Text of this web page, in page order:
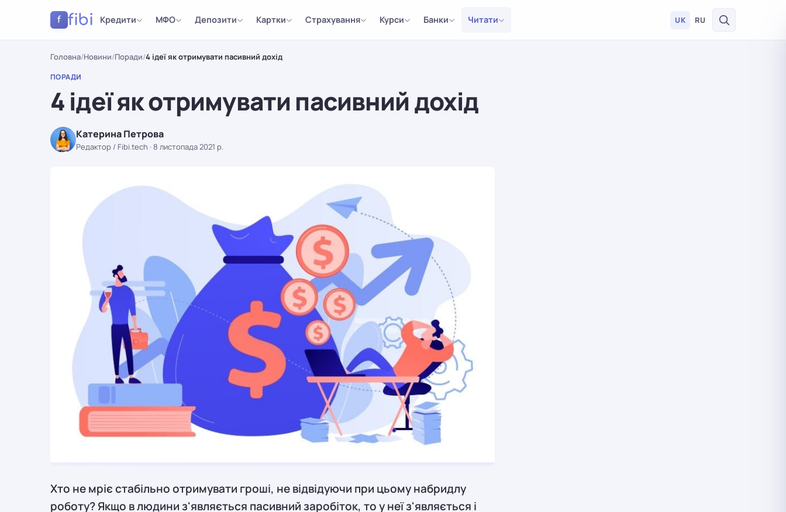
f fibi Кредити МФО Депозити Картки Страхування Курси Банки Читати UK RU
Головна/Новини/Поради/4 ідеї як отримувати пасивний дохід
ПОРАДИ
4 ідеї як отримувати пасивний дохід
Катерина Петрова
Редактор / Fibi.tech · 8 листопада 2021 р.
Хто не мріє стабільно отримувати гроші, не відвідуючи при цьому набридлу
роботу? Якщо в людини з'являється пасивний заробіток, то у неї з'являється і